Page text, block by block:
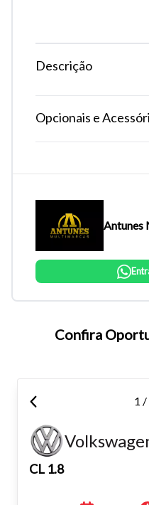
atalhos Ctrl+ (para
teclado.
Descrição
Opcionais e
Antunes
Confira
1 /
CL 1.8